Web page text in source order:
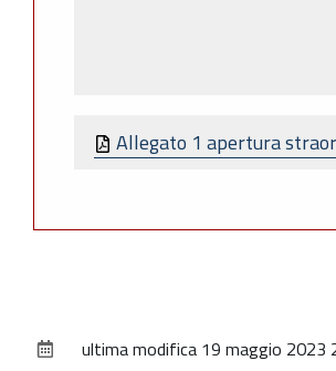
Allegato 1 apertura
documentoultima modifica 19 maggio 2023